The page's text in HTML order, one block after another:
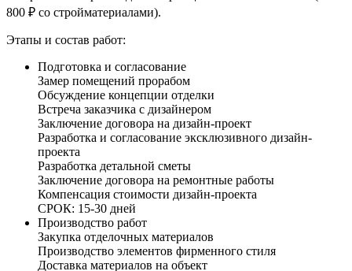
800 ₽ со стройматериалами).
Этапы и состав работ:
Подготовка и согласование
Замер помещений прорабом
Обсуждение концепции отделки
Встреча заказчика с дизайнером
Заключение договора на дизайн-проект
Разработка и согласование эксклюзивного дизайн-
проекта
Разработка детальной сметы
Заключение договора на ремонтные работы
Компенсация стоимости дизайн-проекта
СРОК: 15-30 дней
Производство работ
Закупка отделочных материалов
Производство элементов фирменного стиля
Доставка материалов на объект